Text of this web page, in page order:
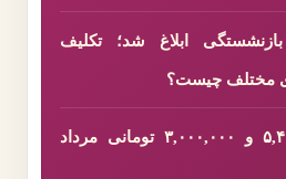
ابلاغ شد؛ تکلیف
مختلف چیست؟
یارانه معیشتی ۵,۴۰۰,۰۰۰ و ۳,۰۰۰,۰۰۰ تومانی مرداد